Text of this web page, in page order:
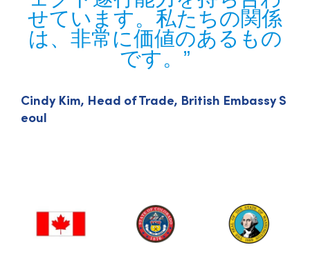
せています。私たちの関係
は、非常に価値のあるもの
です。
Cindy Kim, Head of Trade, British Embassy S
eoul